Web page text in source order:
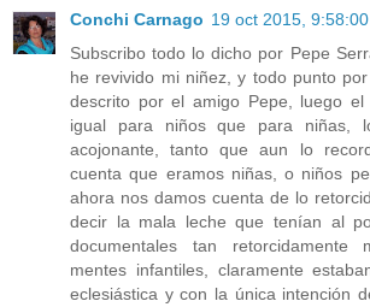
Conchi Carnago 19 oct 2015, 9:58:00
Subscribo todo lo dicho por Pepe
he revivido mi niñez, y todo punto
descrito por el amigo Pepe, luego el
igual para niños que para niñas,
acojonante, tanto que aun lo
cuenta que eramos niñas, o niños
ahora nos damos cuenta de lo
decir la mala leche que tenían al
documentales tan retorcidamente
mentes infantiles, claramente
eclesiástica y con la única intención